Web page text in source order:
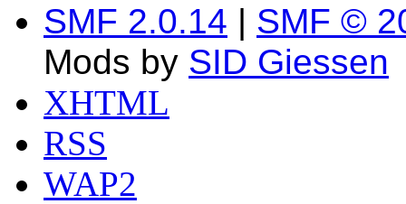
SMF 2.0.14 | SMF ©
Mods by SID Giessen
XHTML
RSS
WAP2